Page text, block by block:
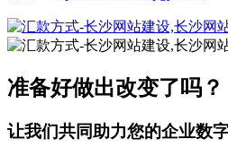
准备好做出改变了吗？
让我们共同助力您的企业数